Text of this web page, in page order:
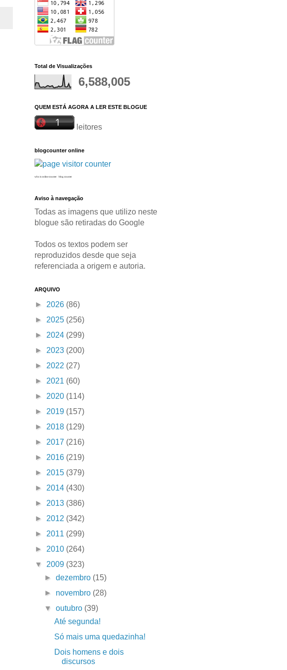
Total de Visualizações
6,588,005
QUEM ESTÁ AGORA A LER ESTE BLOGUE
leitores
blogcounter online
who is online counter blog counter
Aviso à navegação
Todas as imagens que utilizo neste
blogue são retiradas do Google
Todos os textos podem ser
reproduzidos desde que seja
referenciada a origem e autoria.
ARQUIVO
► 2026 (86)
► 2025 (256)
► 2024 (299)
► 2023 (200)
► 2022 (27)
► 2021 (60)
► 2020 (114)
► 2019 (157)
► 2018 (129)
► 2017 (216)
► 2016 (219)
► 2015 (379)
► 2014 (430)
► 2013 (386)
► 2012 (342)
► 2011 (299)
► 2010 (264)
▼ 2009 (323)
►dezembro (15)
► novembro (28)
▼outubro (39)
Até segunda!
Só mais uma quedazinha!
Dois homens e dois
discursos